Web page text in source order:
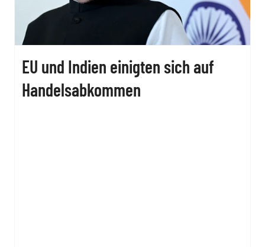
EU und Indien einigten sich auf
Handelsabkommen